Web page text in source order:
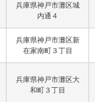
兵庫県神戸市灘区城
内通４
兵庫県神戸市灘区新
在家南町３丁目
兵庫県神戸市灘区大
和町３丁目